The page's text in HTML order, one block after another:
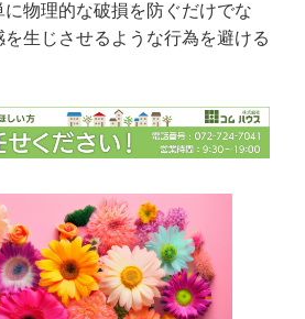
物理的な破損を防ぐだけでな
を生じさせるような行為を避ける